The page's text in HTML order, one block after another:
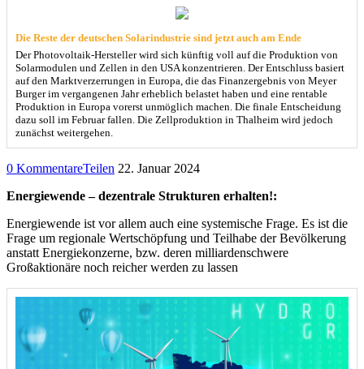
Die Reste der deutschen Solarindustrie sind jetzt auch am Ende
Der Photovoltaik-Hersteller wird sich künftig voll auf die Produktion von
Solarmodulen und Zellen in den USA konzentrieren. Der Entschluss basiert
auf den Marktverzerrungen in Europa, die das Finanzergebnis von Meyer
Burger im vergangenen Jahr erheblich belastet haben und eine rentable
Produktion in Europa vorerst unmöglich machen. Die finale Entscheidung
dazu soll im Februar fallen. Die Zellproduktion in Thalheim wird jedoch
zunächst weitergehen.
0 KommentareTeilen 22. Januar 2024
Energiewende – dezentrale Strukturen erhalten!:
Energiewende ist vor allem auch eine systemische Frage. Es ist die
Frage um regionale Wertschöpfung und Teilhabe der Bevölkerung
anstatt Energiekonzerne, bzw. deren milliardenschwere
Großaktionäre noch reicher werden zu lassen